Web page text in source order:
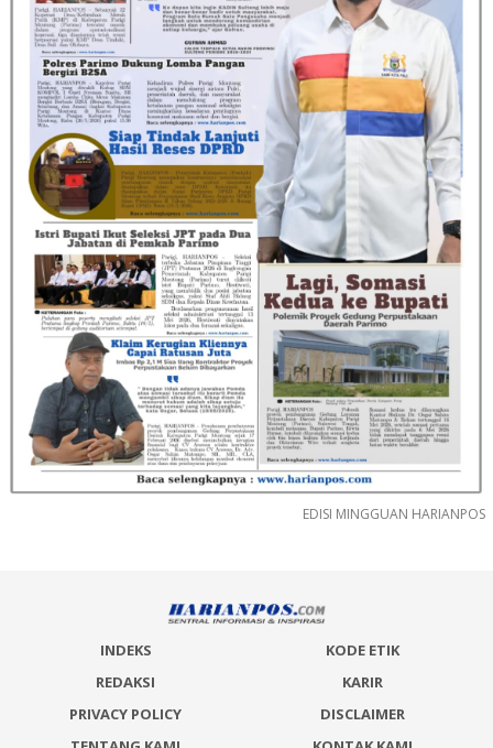
EDISI MINGGUAN HARIANPOS
INDEKS
KODE ETIK
REDAKSI
KARIR
PRIVACY POLICY
DISCLAIMER